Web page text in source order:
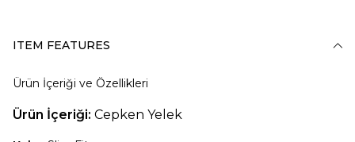
ITEM FEATURES
Ürün İçeriği ve Özellikleri
Ürün İçeriği: Cepken Yelek